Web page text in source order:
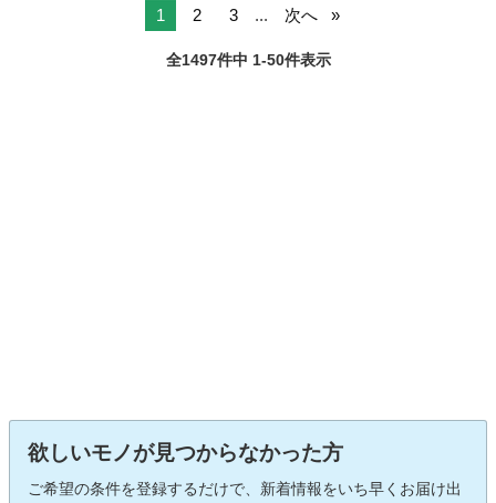
1 2 3 ... 次へ
全1497件中 1-50件表示
欲しいモノが見つからなかった方
ご希望の条件を登録するだけで、新着情報をいち早くお届け出